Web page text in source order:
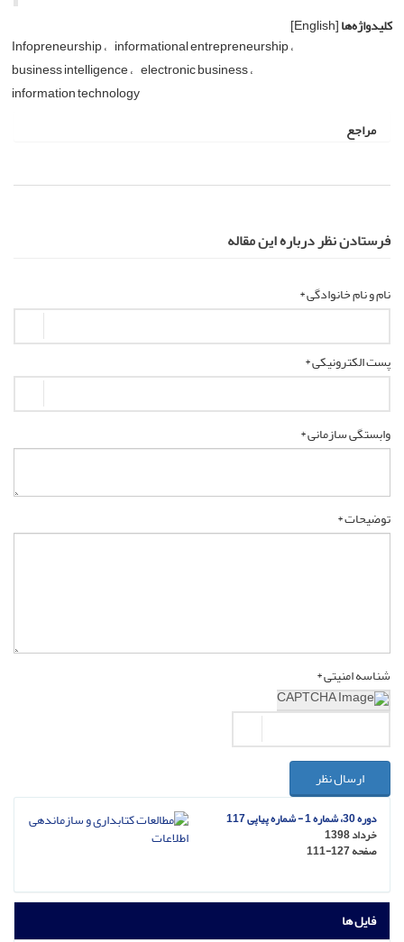
کلیدواژه‌ها[English]
Infopreneurship informational entrepreneurship
business intelligence electronic business
information technology
مراجع
فرستادن نظر درباره این مقاله
نام و نام خانوادگی *
پست الکترونیکی *
وابستگی سازمانی *
توضیحات *
شناسه امنیتی *
ارسال نظر
دوره 30، شماره 1 - شماره پیاپی 117
خرداد 1398
صفحه111-127
فایل ها